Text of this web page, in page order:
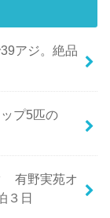
アジ。絶品
プ5匹の
有野実苑オ
３日